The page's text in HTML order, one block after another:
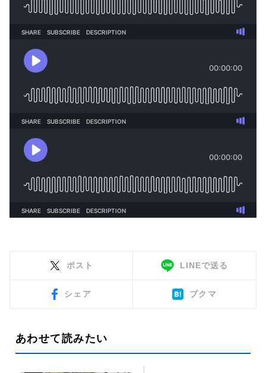
ポスト LINEで送る
シェア ブクマ
あわせて読みたい